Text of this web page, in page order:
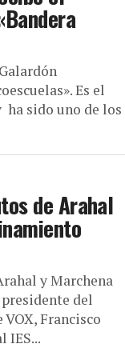
Es el
ha sido uno de los
de Arahal
y Marchena
del
Francisco
IES...